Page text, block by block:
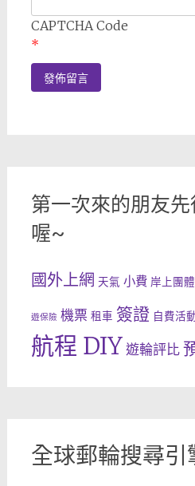
CAPTCHA Code
*
第一次來的朋友
喔~
國外上網 天氣 小費 岸上團
遊保險 機票 租車 簽證 自費活
航程 DIY遊輪評比
全球郵輪搜尋引